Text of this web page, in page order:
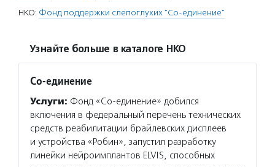
НКО: Фонд поддержки слепоглухих "Со-единение"
Узнайте больше в каталоге НКО
Со-единение
Услуги: Фонд «Со-единение» добился
включения в федеральный перечень технических
средств реабилитации брайлевских дисплеев
и устройства «Робин», запустил разработку
линейки нейроимплантов ELVIS, способных